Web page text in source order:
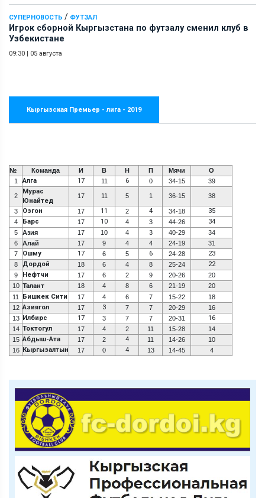
СУПЕРНОВОСТЬ / ФУТЗАЛ
Игрок сборной Кыргызстана по футзалу сменил клуб в
Узбекистане
09:30 | 05 августа
Кыргызская Премьер - лига - 2019
№ Команда И В Н П Мячи
О
1
Алга 17 11 6 0 34-15 39
2
Мурас
Юнайтед
17 11 5 1 36-15 38
3 Озгон 17 11 2 4 34-18 35
4 Барс 17 10 4 3 44-26 34
5 Азия 17 10 4 3 40-29
34
6
Алай 17 9 4 4 24-19
31
7
Ошму 17 6 5 6 24-28 23
8 Дордой 18 6 4 8 25-24 22
9 Нефтчи 17 6 2 9 20-26
20
10 Талант 18 4 8 6 21-19
20
11
Бишкек Сити 17 4 6 7 15-22
18
12 Азиягол 17 3 7 7 20-29
16
13 Илбирс 17 3 7 7 20-31 16
14 Токтогул 17 4 2 11 15-28
14
15 Абдыш-Ата 17 2 4 11 14-26
10
16 Кыргызалтын 17 0 4 13 14-45 4